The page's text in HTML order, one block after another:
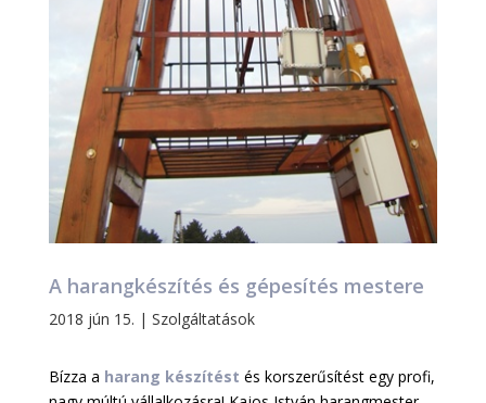
A harangkészítés és gépesítés mestere
2018 jún 15. | Szolgáltatások
Bízza a harang készítést és korszerűsítést egy profi,